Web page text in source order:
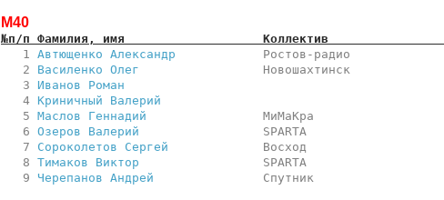
М40
№п/п Фамилия, имя                   Коллектив
   1
Автющенко Александр Ростов-радио
   2
Василенко Олег Новошахтинск
   3
Иванов Роман
   4
Криничный Валерий
   5
Маслов Геннадий МиМаКра
   6
Озеров Валерий SPARTA
   7
Сороколетов Сергей Восход
   8
Тимаков Виктор SPARTA
   9
Черепанов Андрей Спутник